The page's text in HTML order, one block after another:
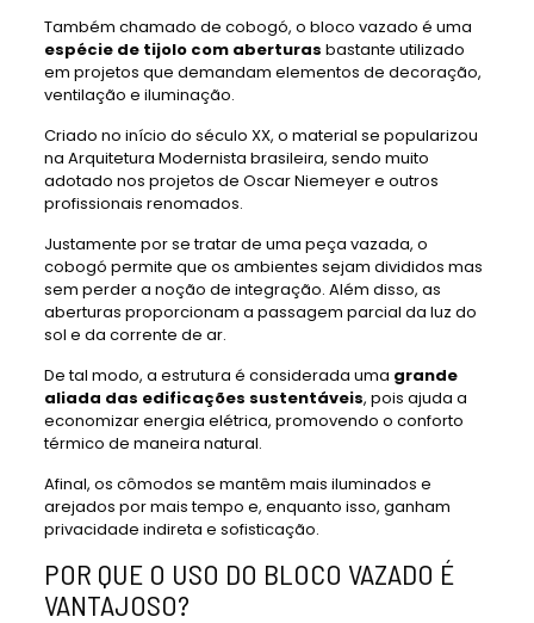
Também chamado de cobogó, o bloco vazado é uma
espécie de tijolo com aberturas bastante utilizado
em projetos que demandam elementos de decoração,
ventilação e iluminação.
Criado no início do século XX, o material se popularizou
na Arquitetura Modernista brasileira, sendo muito
adotado nos projetos de Oscar Niemeyer e outros
profissionais renomados.
Justamente por se tratar de uma peça vazada, o
cobogó permite que os ambientes sejam divididos mas
sem perder a noção de integração. Além disso, as
aberturas proporcionam a passagem parcial da luz do
sol e da corrente de ar.
De tal modo, a estrutura é considerada uma grande
aliada das edificações sustentáveis, pois ajuda a
economizar energia elétrica, promovendo o conforto
térmico de maneira natural.
Afinal, os cômodos se mantêm mais iluminados e
arejados por mais tempo e, enquanto isso, ganham
privacidade indireta e sofisticação.
POR QUE O USO DO BLOCO VAZADO É
VANTAJOSO?